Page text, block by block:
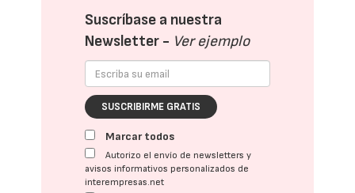
Suscríbase a nuestra
Newsletter - Ver ejemplo
SUSCRIBIRME GRATIS
Marcar todos
Autorizo el envío de newsletters y
avisos informativos personalizados de
interempresas.net